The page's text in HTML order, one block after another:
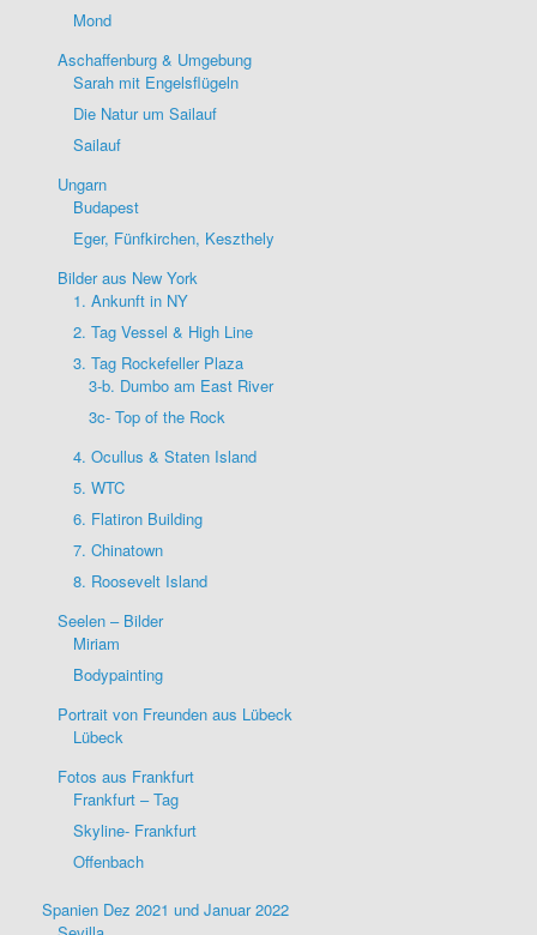
Mond
Aschaffenburg & Umgebung
Sarah mit Engelsflügeln
Die Natur um Sailauf
Sailauf
Ungarn
Budapest
Eger, Fünfkirchen, Keszthely
Bilder aus New York
1. Ankunft in NY
2. Tag Vessel & High Line
3. Tag Rockefeller Plaza
3-b. Dumbo am East River
3c- Top of the Rock
4. Ocullus & Staten Island
5. WTC
6. Flatiron Building
7. Chinatown
8. Roosevelt Island
Seelen – Bilder
Miriam
Bodypainting
Portrait von Freunden aus Lübeck
Lübeck
Fotos aus Frankfurt
Frankfurt – Tag
Skyline- Frankfurt
Offenbach
Spanien Dez 2021 und Januar 2022